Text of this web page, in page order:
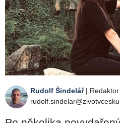
Rudolf Šindelář| Redaktor